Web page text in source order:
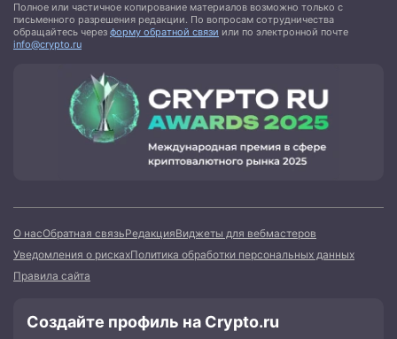
Полное или частичное копирование материалов возможно только с
письменного разрешения редакции. По вопросам сотрудничества
обращайтесь через форму обратной связи или по электронной почте
info@crypto.ru
О насОбратная связьРедакцияВиджеты для вебмастеров
Уведомления о рискахПолитика обработки персональных данных
Правила сайта
Создайте профиль на Crypto.ru